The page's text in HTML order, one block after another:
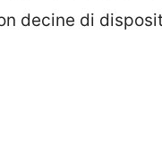
decine di